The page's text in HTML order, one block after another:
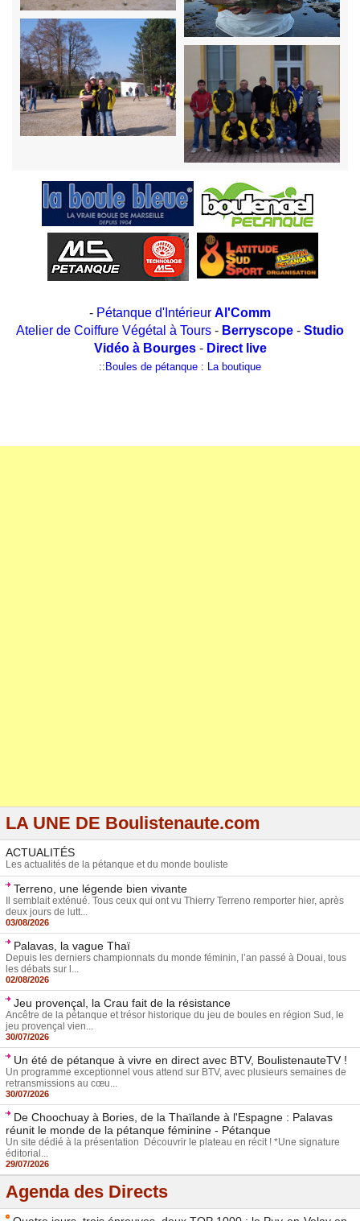
- Pétanque d'Intérieur Al'Comm
Atelier de Coiffure Végétal à Tours - Berryscope - Studio
Vidéo à Bourges- Direct live
:: Boules de pétanque : La boutique
LA UNE DE Boulistenaute.com
ACTUALITÉS
Les actualités de la pétanque et du monde bouliste
Terreno, une légende bien vivante
Il semblait exténué. Tous ceux qui ont vu Thierry Terreno remporter hier, après
deux jours de lutt...
03/08/2026
Palavas, la vague Thaï
Depuis les derniers championnats du monde féminin, l’an passé à Douai, tous
les débats sur l...
02/08/2026
Jeu provençal, la Crau fait de la résistance
Ancêtre de la pétanque et trésor historique du jeu de boules en région Sud, le
jeu provençal vien...
30/07/2026
Un été de pétanque à vivre en direct avec BTV, BoulistenauteTV !
Un programme exceptionnel vous attend sur BTV, avec plusieurs semaines de
retransmissions au cœu...
30/07/2026
De Choochuay à Bories, de la Thaïlande à l'Espagne : Palavas
réunit le monde de la pétanque féminine - Pétanque
Un site dédié à la présentation Découvrir le plateau en récit ! *Une signature
éditorial...
29/07/2026
Agenda des Directs